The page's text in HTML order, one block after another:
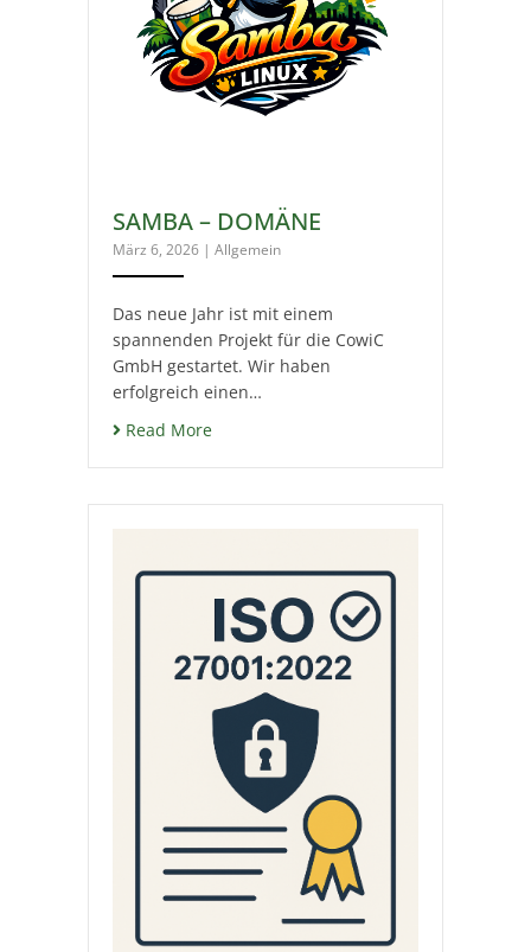
SAMBA – DOMÄNE
März 6, 2026 | Allgemein
Das neue Jahr ist mit einem
spannenden Projekt für die CowiC
GmbH gestartet. Wir haben
erfolgreich einen…
Read More